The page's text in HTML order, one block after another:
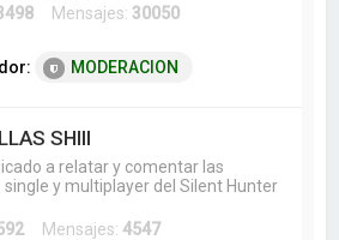
Mensajes: 30050
MODERACION
SHIII
a relatar y comentar las
single y multiplayer del Silent Hunter
Mensajes:4547